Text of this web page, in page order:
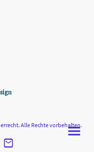
Alle Rechte vorbehalten.